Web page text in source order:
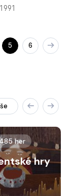
5 6
her
hry